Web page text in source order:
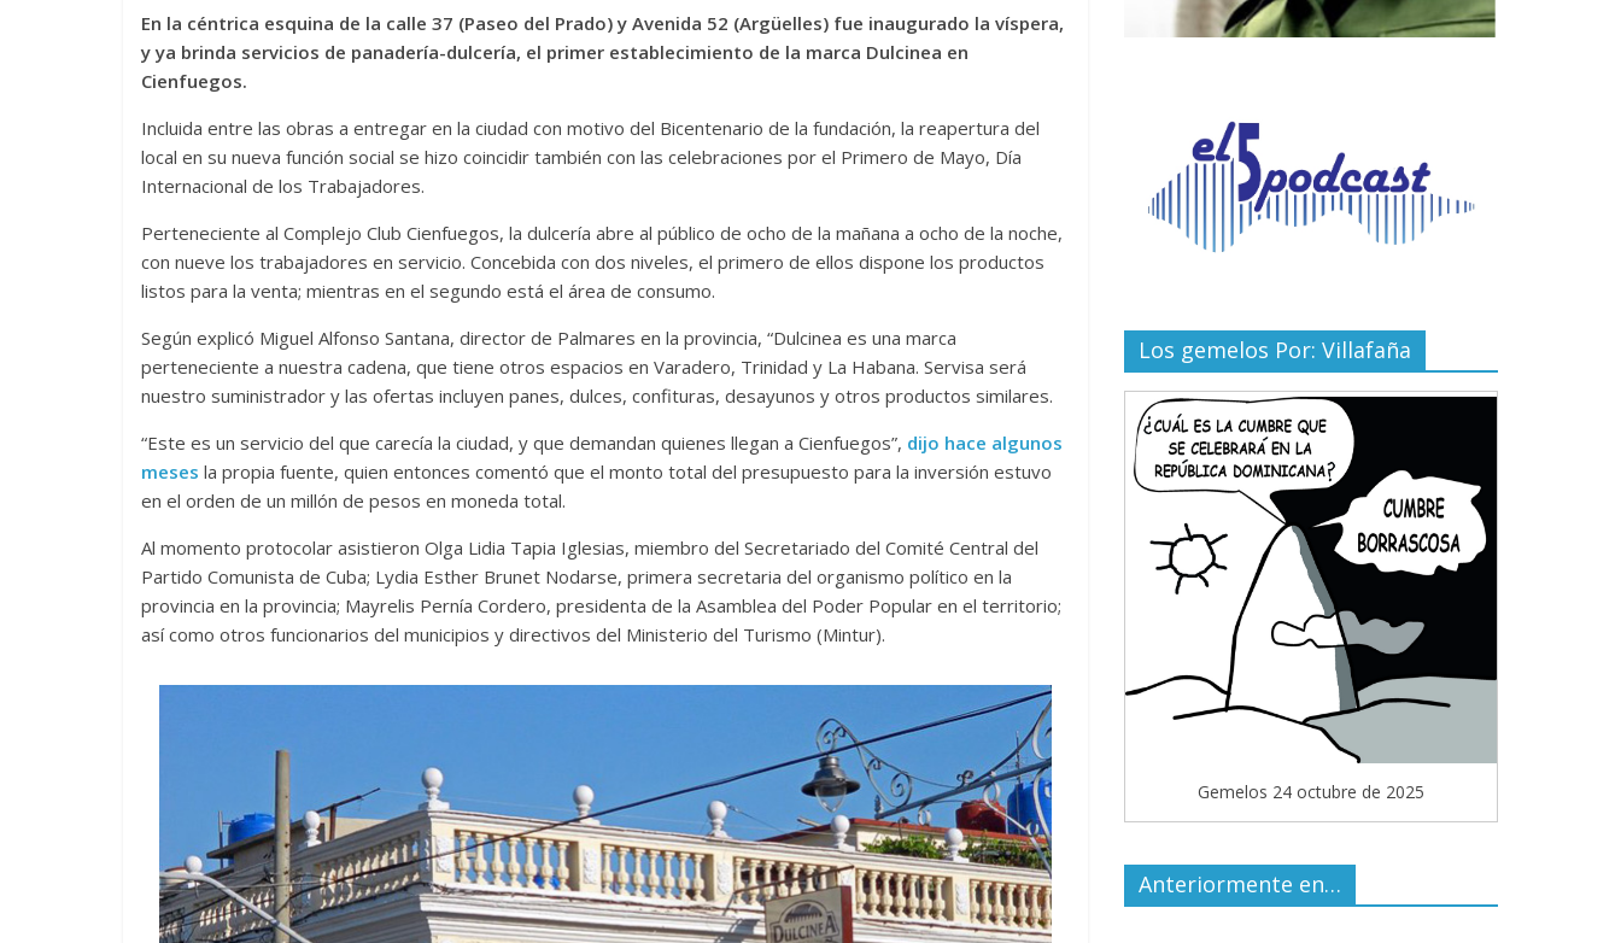
En la céntrica esquina de la calle 37 (Paseo del Prado) y Avenida 52 (Argüelles) fue inaugurado la víspera,
y ya brinda servicios de panadería-dulcería, el primer establecimiento de la marca Dulcinea en
Cienfuegos.
Incluida entre las obras a entregar en la ciudad con motivo del Bicentenario de la fundación, la reapertura del
local en su nueva función social se hizo coincidir también con las celebraciones por el Primero de Mayo, Día
Internacional de los Trabajadores.
Perteneciente al Complejo Club Cienfuegos, la dulcería abre al público de ocho de la mañana a ocho de la noche,
con nueve los trabajadores en servicio. Concebida con dos niveles, el primero de ellos dispone los productos
listos para la venta; mientras en el segundo está el área de consumo.
Según explicó Miguel Alfonso Santana, director de Palmares en la provincia, “Dulcinea es una marca
perteneciente a nuestra cadena, que tiene otros espacios en Varadero, Trinidad y La Habana. Servisa será
nuestro suministrador y las ofertas incluyen panes, dulces, confituras, desayunos y otros productos similares.
“Este es un servicio del que carecía la ciudad, y que demandan quienes llegan a Cienfuegos”, dijo hace algunos
meses la propia fuente, quien entonces comentó que el monto total del presupuesto para la inversión estuvo
en el orden de un millón de pesos en moneda total.
Al momento protocolar asistieron Olga Lidia Tapia Iglesias, miembro del Secretariado del Comité Central del
Partido Comunista de Cuba; Lydia Esther Brunet Nodarse, primera secretaria del organismo político en la
provincia en la provincia; Mayrelis Pernía Cordero, presidenta de la Asamblea del Poder Popular en el territorio;
así como otros funcionarios del municipios y directivos del Ministerio del Turismo (Mintur).
Los gemelos Por: Villafaña
Gemelos 24 octubre de 2025
Anteriormente en…